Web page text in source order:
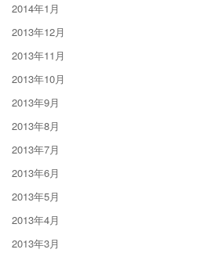
2014年1月
2013年12月
2013年11月
2013年10月
2013年9月
2013年8月
2013年7月
2013年6月
2013年5月
2013年4月
2013年3月